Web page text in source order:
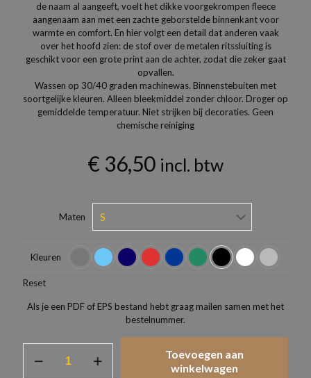
de naam al aangeeft, voelt het dikke voorgekrompen fleece
aangenaam aan met een zachte geborstelde binnenkant voor
warmte en comfort. En hier volgt een detail dat anderen vaak
over het hoofd zien: de stof over de metalen ritssluiting is
geschikt voor een grote print aan de achter, zodat die zeker gaat
opvallen.
Wassen op 30/40 graden machinewas. Binnenstebuiten met
soortgelijke kleuren. Alleen bleekmiddel zonder chloor. Droger op
gemiddelde temperatuur. Niet strijken bij decoraties. Geen
chemische reiniging
€ 36,50 incl. btw
Maten
Kleuren
Reset
Als je een PDF of EPS bestand hebt graag mailen samen met het
bestelnummer.
Gildan
Toevoegen aan
winkelwagen